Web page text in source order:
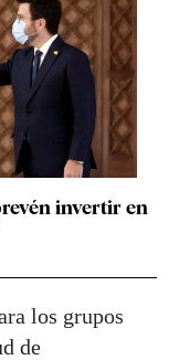
invertir en
los grupos
de